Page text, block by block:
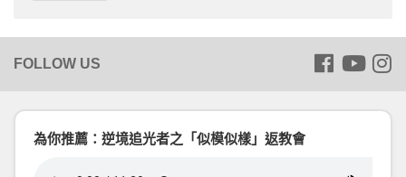
為你推薦：逆境追光者之「似模似樣」返教會